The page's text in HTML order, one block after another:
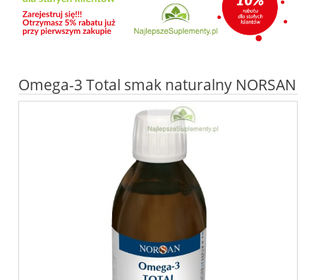
Omega-3 Total smak naturalny NORSAN